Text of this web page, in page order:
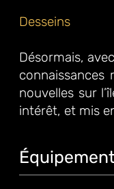
Desseins
Désormais,
nouvelles sur
intérêt, et mis